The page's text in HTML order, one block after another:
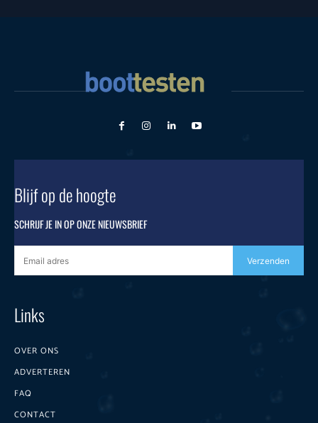
Blijf op de hoogte
SCHRIJF JE IN OP ONZE NIEUWSBRIEF
Verzenden
Links
OVER ONS
ADVERTEREN
FAQ
CONTACT